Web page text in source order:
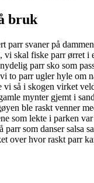
bruk
parr svaner på
vi skal fiske parr ørret i
parr sko som
to parr ugler hyle om
vi så i skogen virket
mynter gjemt i
ble raskt venner
som lekte i parken
parr som danser salsa
over hvor raskt parr